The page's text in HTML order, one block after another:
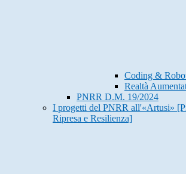
Coding &
Realtà
PNRR D.M. 19/2024
I progetti del PNRR all'«Artusi»
Ripresa e Resilienza]